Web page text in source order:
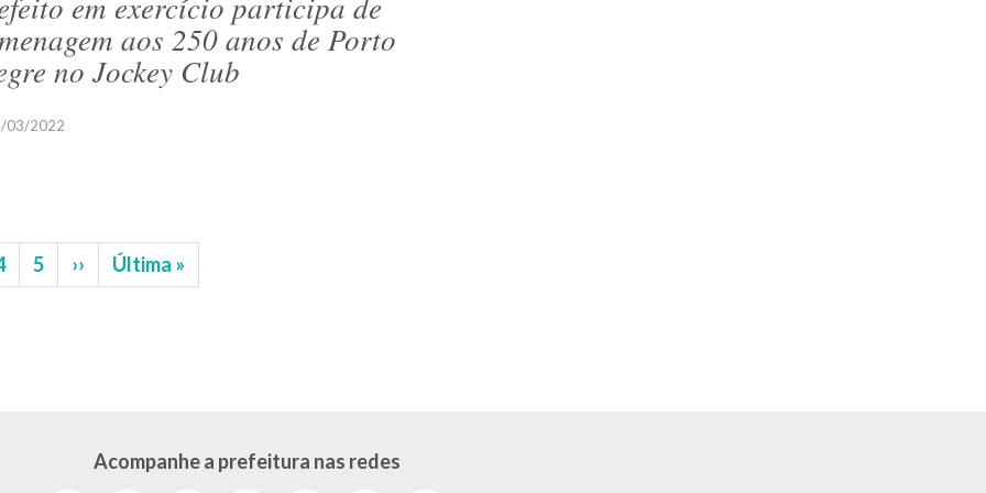
aos 250 anos de Porto
no Jockey Club
03/2022
Página
5
Próxima
página
››
Última
página
Última »
Acompanhe a prefeitura nas redes